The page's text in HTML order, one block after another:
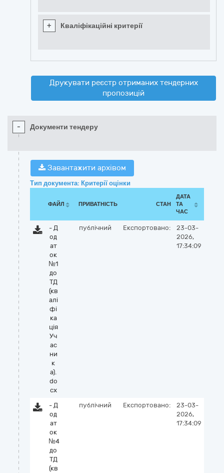
+ Кваліфікаційні критерії
Друкувати реєстр отриманих тендерних
пропозицій
- Документи тендеру
Завантажити архівом
Тип документа: Критерії оцінки
ФАЙЛ ПРИВАТНІСТЬ СТАН
ДАТА
ТА
ЧАС
- Д
од
ат
ок
№1
до
ТД
(кв
алі
фі
ка
ція
Уч
ас
ни
к
а).
do
cx
публічний Експортовано:
23-03-
2026,
17:34:09
- Д
од
ат
ок
№4
до
ТД
(кв
публічний Експортовано:
23-03-
2026,
17:34:09